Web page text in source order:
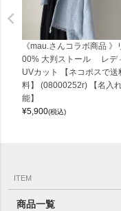
《mau.さんコラボ商品 》
00% 大判ストール レデ
UVカット 【ネコポスで送
料】 (08000252r) 【名入
能】
¥5,900(税込)
ITEM
商品一覧